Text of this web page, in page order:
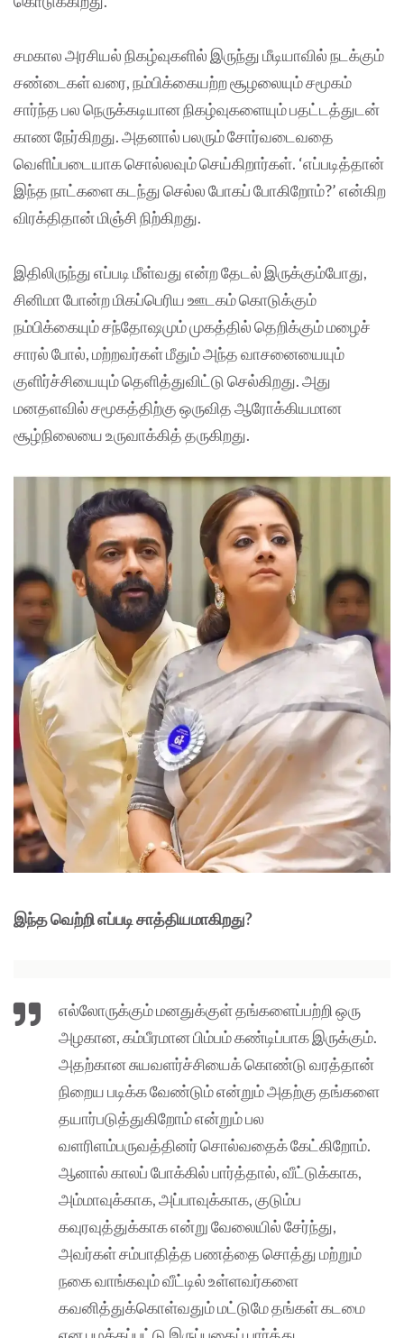
சமகால அரசியல் நிகழ்வுகளில் இருந்து மீடியாவில் நடக்கும்
சண்டைகள் வரை, நம்பிக்கையற்ற சூழலையும் சமூகம்
சார்ந்த பல நெருக்கடியான நிகழ்வுகளையும் பதட்டத்துடன்
காண நேர்கிறது. அதனால் பலரும் சோர்வடைவதை
வெளிப்படையாக சொல்லவும் செய்கிறார்கள். ‘எப்படித்தான்
இந்த நாட்களை கடந்து செல்ல போகப் போகிறோம்?’ என்கிற
விரக்திதான் மிஞ்சி நிற்கிறது.
இதிலிருந்து எப்படி மீள்வது என்ற தேடல் இருக்கும்போது,
சினிமா போன்ற மிகப்பெரிய ஊடகம் கொடுக்கும்
நம்பிக்கையும் சந்தோஷமும் முகத்தில் தெறிக்கும் மழைச்
சாரல் போல், மற்றவர்கள் மீதும் அந்த வாசனையையும்
குளிர்ச்சியையும் தெளித்துவிட்டு செல்கிறது. அது
மனதளவில் சமூகத்திற்கு ஒருவித ஆரோக்கியமான
சூழ்நிலையை உருவாக்கித் தருகிறது.
இந்த வெற்றி எப்படி சாத்தியமாகிறது?
எல்லோருக்கும் மனதுக்குள் தங்களைப்பற்றி ஒரு
அழகான, கம்பீரமான பிம்பம் கண்டிப்பாக இருக்கும்.
அதற்கான சுயவளர்ச்சியைக் கொண்டு வரத்தான்
நிறைய படிக்க வேண்டும் என்றும் அதற்கு தங்களை
தயார்படுத்துகிறோம் என்றும் பல
வளரிளம்பருவத்தினர் சொல்வதைக் கேட்கிறோம்.
ஆனால் காலப் போக்கில் பார்த்தால், வீட்டுக்காக,
அம்மாவுக்காக, அப்பாவுக்காக, குடும்ப
கவுரவுத்துக்காக என்று வேலையில் சேர்ந்து,
அவர்கள் சம்பாதித்த பணத்தை சொத்து மற்றும்
நகை வாங்கவும் வீட்டில் உள்ளவர்களை
கவனித்துக்கொள்வதும் மட்டுமே தங்கள் கடமை